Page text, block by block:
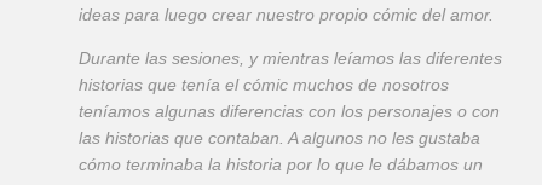
ideas para luego crear nuestro propio cómic del amor.
Durante las sesiones, y mientras leíamos las diferentes
historias que tenía el cómic muchos de nosotros
teníamos algunas diferencias con los personajes o con
las historias que contaban. A algunos no les gustaba
cómo terminaba la historia por lo que le dábamos un